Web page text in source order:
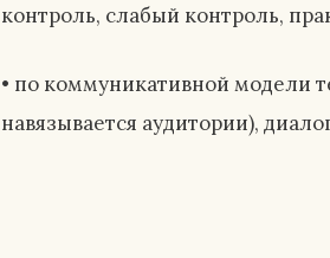
контроль, слабый контроль,
• по коммуникативной модели
навязывается аудитории),